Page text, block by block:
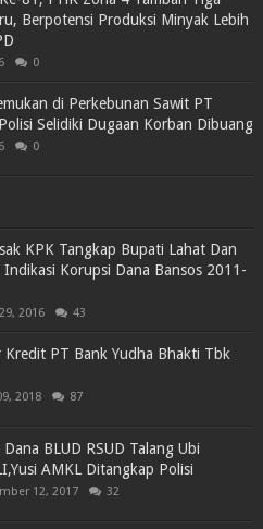
Berpotensi Produksi Minyak Lebih
0
di Perkebunan Sawit PT
Selidiki Dugaan Korban Dibuang
0
KPK Tangkap Bupati Lahat Dan
Korupsi Dana Bansos 2011-
2016 43
PT Bank Yudha Bhakti Tbk
2018 87
BLUD RSUD Talang Ubi
AMKL Ditangkap Polisi
12, 2017 32